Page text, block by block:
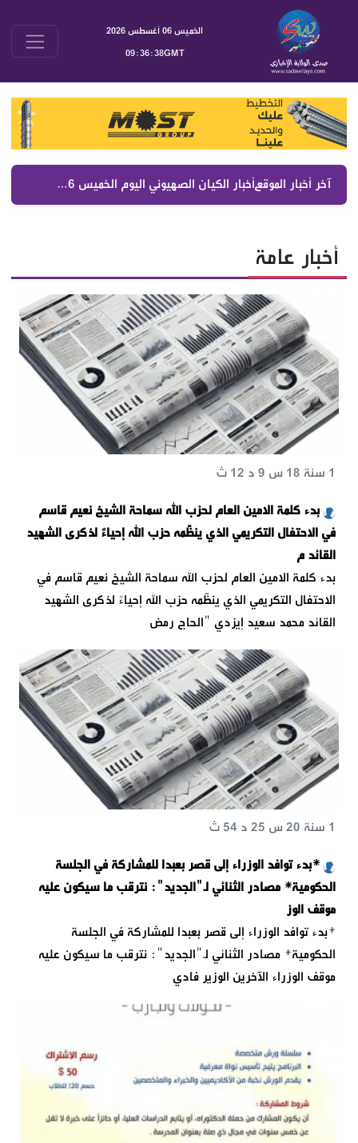
الخميس 06 أغسطس 2026
09:36:39GMT
آخر أخبار الموقع : أخبار الكيان الصهيوني اليوم الخميس 6 آب 2026 | جولة موسعة على الصحف العبرية والتطورات السياسية والعسكرية
أخبار عامة
بدء كلمة الامين العام لحزب الله سماحة الشيخ نعيم قاسم
في الاحتفال التكريمي الذي ينظّمه حزب الله إحياءً لذكرى الشهيد
القائد م
1 سنة 18 س 9 د 12 ث
بدء كلمة الامين العام لحزب الله سماحة الشيخ نعيم قاسم في
الاحتفال التكريمي الذي ينظّمه حزب الله إحياءً لذكرى الشهيد
القائد محمد سعيد إيزدي "الحاج رمض
*بدء توافد ⁧‫الوزراء‬⁩ إلى قصر ⁧‫بعبدا‬⁩ للمشاركة في الجلسة
الحكومية* مصادر الثنائي لـ"الجديد": نترقب ما سيكون عليه
موقف الوز
1 سنة 20 س 25 د 54 ث
*بدء توافد ⁧‫الوزراء‬⁩ إلى قصر ⁧‫بعبدا‬⁩ للمشاركة في الجلسة
الحكومية* مصادر الثنائي لـ"الجديد": نترقب ما سيكون عليه
موقف الوزراء الآخرين الوزير فادي